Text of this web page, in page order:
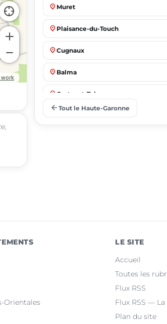
place Muret
place Plaisance-du-Touch
place Cugnaux
place Balma
place Castanet-Tolosan
arrow_back Tout le Haute-Garonne
Orientales
LE SITE
Accueil
Toutes les
Flux RSS
Flux RSS — La
Plan du site